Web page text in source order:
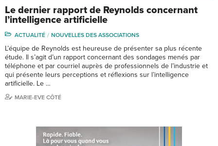
Le dernier rapport de Reynolds concernant
l’intelligence artificielle
ACTUALITÉ NOUVELLES DES ASSOCIATIONS
L’équipe de Reynolds est heureuse de présenter sa plus récente
étude. Il s’agit d’un rapport concernant des sondages menés par
téléphone et par courriel auprès de professionnels de l’industrie et
qui présente leurs perceptions et réflexions sur l’intelligence
artificielle. Le …
MARIE-EVE CÔTÉ